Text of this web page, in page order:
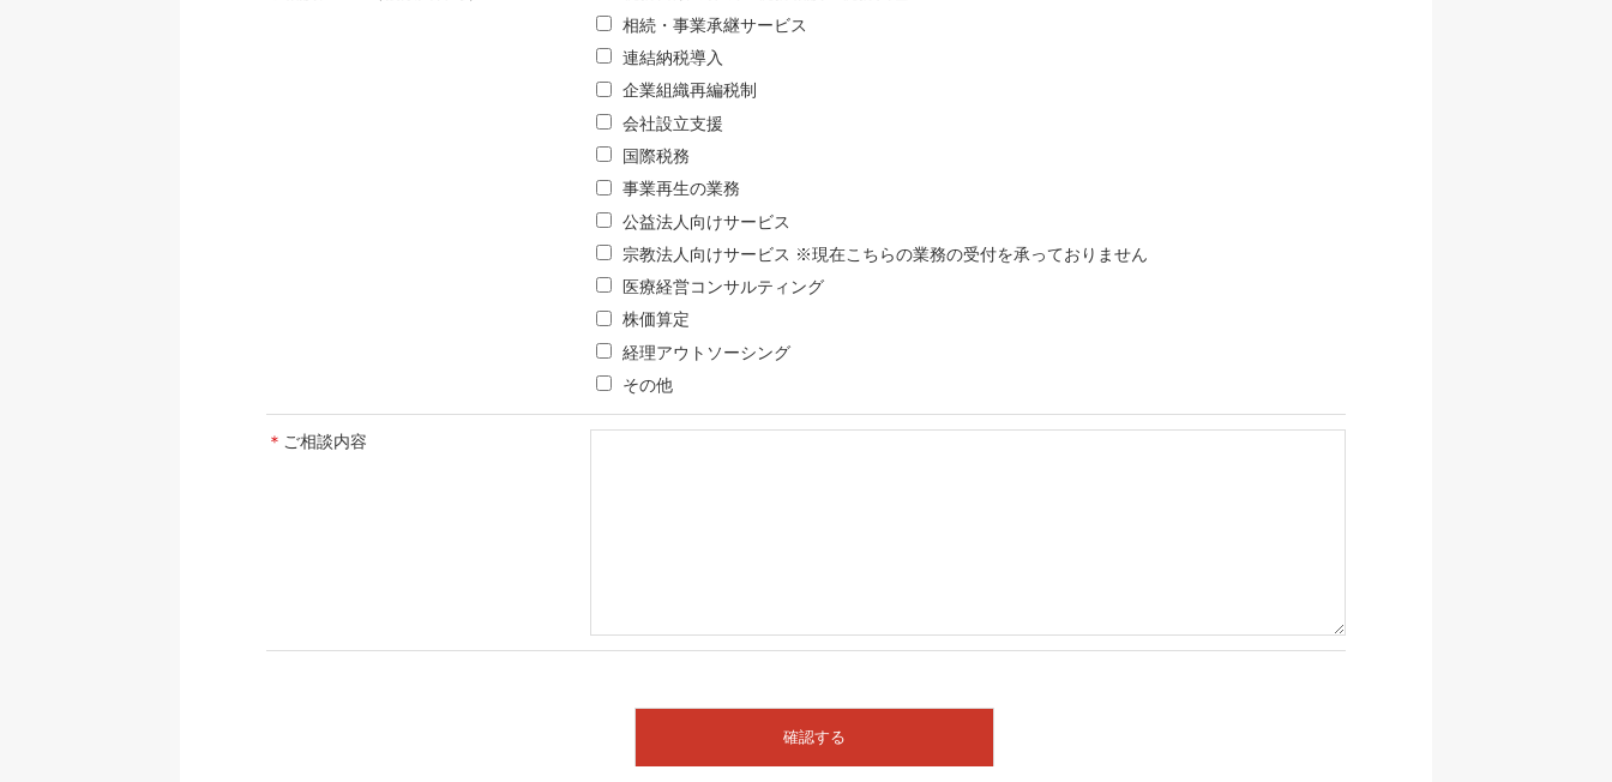
相続・事業承継サービス
連結納税導入
企業組織再編税制
会社設立支援
国際税務
事業再生の業務
公益法人向けサービス
宗教法人向けサービス ※現在こちらの業務の受付を承っておりません
医療経営コンサルティング
株価算定
経理アウトソーシング
その他
ご相談内容
＊